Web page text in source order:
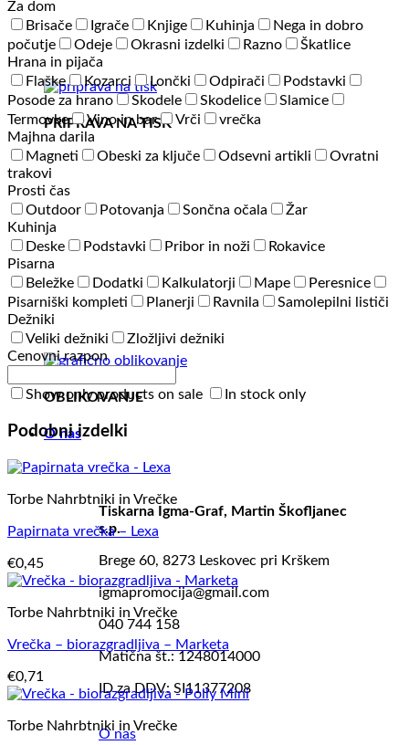
PRIPRAVA NA TISK
OBLIKOVANJE
O nas
Tiskarna Igma-Graf, Martin Škofljanec
s.p.
Brege 60, 8273 Leskovec pri Krškem
igmapromocija@gmail.com
040 744 158
Matična št.: 1248014000
ID za DDV: SI11377208
O nas
Za dom
Brisače
Igrače Knjige Kuhinja
Nega in dobro
počutje
Odeje Okrasni izdelki Razno
Škatlice
Hrana in pijača
Flaške
Kozarci Lončki Odpirači
Podstavki
Posode za hrano
Skodele Skodelice
Slamice
Termovke
Vino in bar Vrči
vrečka
Majhna darila
Magneti
Obeski za ključe Odsevni artikli
Ovratni
trakovi
Prosti čas
Outdoor
Potovanja Sončna očala
Žar
Kuhinja
Deske
Podstavki Pribor in noži
Rokavice
Pisarna
Beležke
Dodatki Kalkulatorji Mape
Peresnice
Pisarniški kompleti
Planerji Ravnila
Samolepilni lističi
Dežniki
Veliki dežniki
Zložljivi dežniki
Cenovni razpon
Show only products on sale In stock only
Podobni izdelki
Torbe Nahrbtniki in Vrečke
Papirnata vrečka – Lexa
€0,45
Torbe Nahrbtniki in Vrečke
Vrečka – biorazgradljiva – Marketa
€0,71
Torbe Nahrbtniki in Vrečke